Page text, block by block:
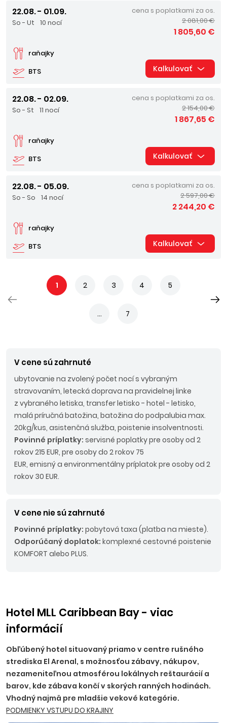
22.08. - 01.09.
So - Ut 10 nocí
BTS
raňajky
cena s poplatkami za os.
2 081,00 €
1 805,60 €
Kalkulovať
22.08. - 02.09.
So - St 11 nocí
BTS
raňajky
cena s poplatkami za os.
2 154,00 €
1 867,65 €
Kalkulovať
22.08. - 05.09.
So - So 14 nocí
BTS
raňajky
cena s poplatkami za os.
2 597,00 €
2 244,20 €
Kalkulovať
1 2 3 4 5
... 7
V cene sú zahrnuté
ubytovanie na zvolený počet nocí s vybraným
stravovaním, letecká doprava na pravidelnej linke
z vybraného letiska, transfer letisko - hotel - letisko,
malá príručná batožina, batožina do podpalubia max.
20kg/kus, asistenčná služba, poistenie insolventnosti.
Povinné príplatky: servisné poplatky pre osoby od 2
rokov 215 EUR, pre osoby do 2 rokov 75
EUR, emisný a environmentálny príplatok pre osoby od 2
rokov 30 EUR.
V cene nie sú zahrnuté
Povinné príplatky: pobytová taxa (platba na mieste).
Odporúčaný doplatok: komplexné cestovné poistenie
KOMFORT alebo PLUS.
Hotel MLL Caribbean Bay - viac
informácií
Obľúbený hotel situovaný priamo v centre rušného
strediska El Arenal, s možnosťou zábavy, nákupov,
nezameniteľnou atmosférou lokálnych reštaurácií a
barov, kde zábava končí v skorých ranných hodinách.
Vhodný najmä pre mladšie vekové kategórie.
PODMIENKY VSTUPU DO KRAJINY